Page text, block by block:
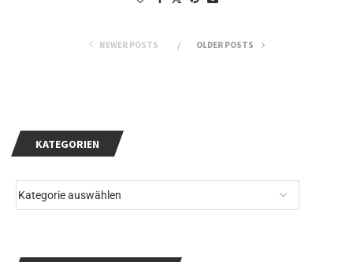
NEWER POSTS OLDER POSTS
KATEGORIEN